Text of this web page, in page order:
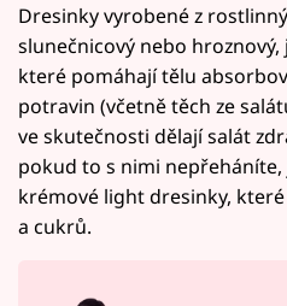
Dresinky vyrobené z
slunečnicový nebo
které pomáhají tělu
potravin (včetně těch ze
ve skutečnosti dělají salát
pokud to s nimi
krémové light dresinky,
a cukrů.